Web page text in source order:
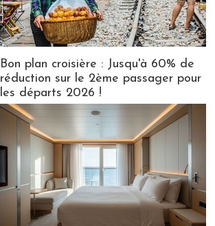
Bon plan croisière : Jusqu'à 60% de
réduction sur le 2ème passager pour
les départs 2026 !